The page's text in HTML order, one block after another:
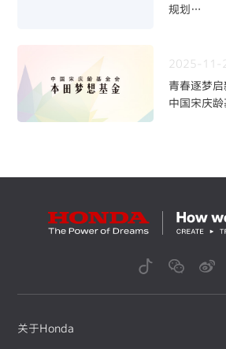
规划
2025-11-
青春逐梦启
中国宋庆
关于Honda